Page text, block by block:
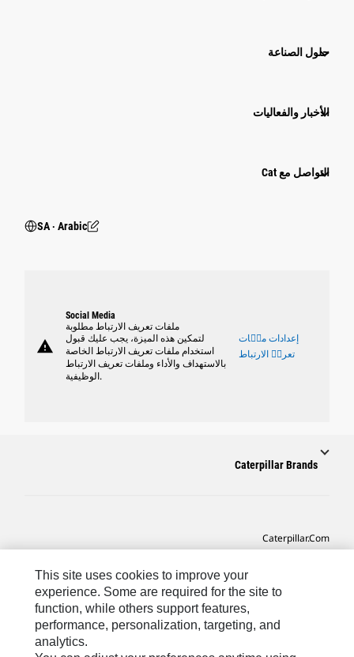
حلول الصناعة
الأخبار والفعاليات
التواصل مع Cat
SA ‧ Arabic
warning
Social Media
ملفات تعريف الارتباط مطلوبة
لتمكين هذه الميزة، يجب عليك قبول
استخدام ملفات تعريف الارتباط الخاصة
بالاستهداف والأداء وملفات تعريف الارتباط
الوظيفية.
إعدادات ملٝات
تعريٝ الارتباط
Caterpillar Brands
Caterpillar.com
تفضيلات التسويق الخاصة بي
This site uses cookies to improve your
experience. Some are required for the site to
function, while others support features,
performance, personalization, targeting, and
analytics.